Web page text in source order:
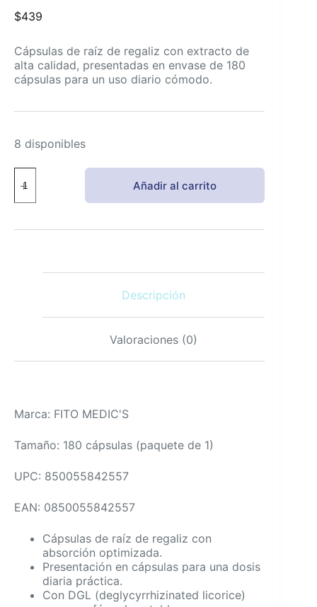
$439
Cápsulas de raíz de regaliz con extracto de
alta calidad, presentadas en envase de 180
cápsulas para un uso diario cómodo.
8 disponibles
MEDIC'S
Lab
Root
Añadir al carrito
Descripción
Valoraciones (0)
Marca: FITO MEDIC'S
Tamaño: 180 cápsulas (paquete de 1)
UPC: 850055842557
EAN: 0850055842557
Cápsulas de raíz de regaliz con
absorción optimizada.
Presentación en cápsulas para una dosis
diaria práctica.
Con DGL (deglycyrrhizinated licorice)